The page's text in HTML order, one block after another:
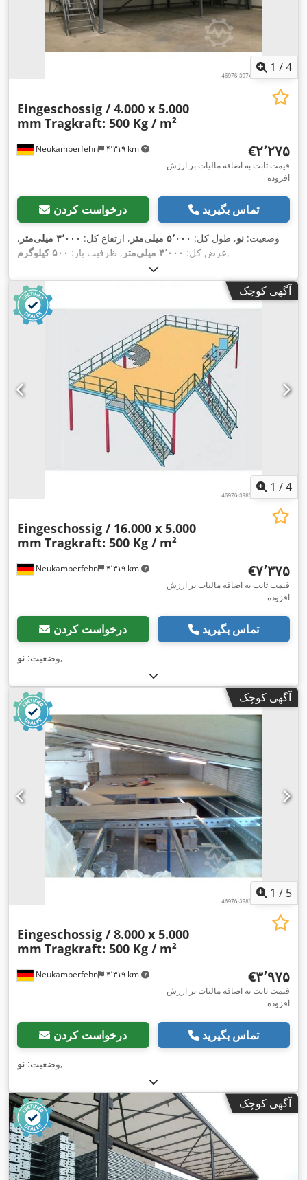
1 /4
Neukamperfehn ۴٬۳۱۹ km
Eingeschossig / 4.000 x 5.000
mm Tragkraft: 500 Kg / m²
‎€۲٬۲۷۵
قیمت ثابت به اضافه مالیات بر ارزش
افزوده
درخواست کردن تماس بگیرید
وضعیت: نو, طول کل: ۵٬۰۰۰ میلی‌متر , ارتفاع کل: ۳٬۰۰۰ میلی‌متر
,
عرض کل: ۴٬۰۰۰ میلی‌متر , ظرفیت بار: ۵۰۰ کیلوگرم ,
آگهی کوچک
1 /4
Neukamperfehn ۴٬۳۱۹ km
Eingeschossig / 16.000 x 5.000
mm Tragkraft: 500 Kg / m²
‎€۷٬۳۷۵
قیمت ثابت به اضافه مالیات بر ارزش
افزوده
درخواست کردن تماس بگیرید
وضعیت: نو ,
آگهی کوچک
1 / 5
Neukamperfehn ۴٬۳۱۹ km
Eingeschossig / 8.000 x 5.000
mm Tragkraft: 500 Kg / m²
‎€۳٬۹۷۵
قیمت ثابت به اضافه مالیات بر ارزش
افزوده
درخواست کردن تماس بگیرید
وضعیت: نو ,
آگهی کوچک